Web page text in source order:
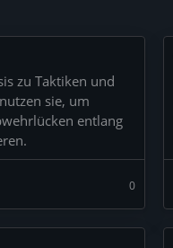
zu Taktiken und
sie, um
entlang
0